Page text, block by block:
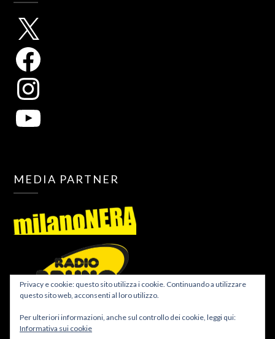
MEDIA PARTNER
Privacy e cookie: questo sito utilizza i cookie. Continuando a utilizzare
questo sito web, acconsenti al loro utilizzo.
Per ulteriori informazioni, anche sul controllo dei cookie, leggi qui:
Informativa sui cookie